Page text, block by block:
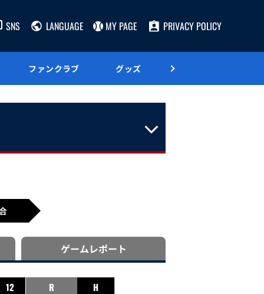
SNS LANGUAGE MY PAGE PRIVACY POLICY
ファンクラブ グッズ
ゲームレポート
12 R H